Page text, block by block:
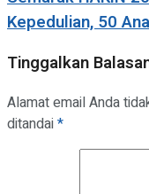
Kepedulian, 50
Tinggalkan
Alamat email Anda
ditandai*